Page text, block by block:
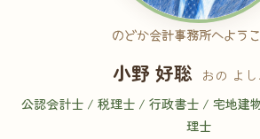
のどか会計事務所へようこ
小野 好聡 おの よし
公認会計士 / 税理士 / 行政書士 / 宅地建
理士